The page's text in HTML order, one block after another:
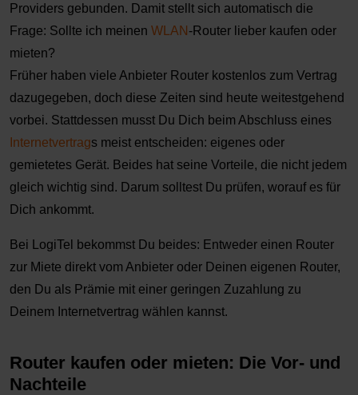
Providers gebunden. Damit stellt sich automatisch die
Frage: Sollte ich meinen WLAN -Router lieber kaufen oder
mieten?
Früher haben viele Anbieter Router kostenlos zum Vertrag
dazugegeben, doch diese Zeiten sind heute weitestgehend
vorbei. Stattdessen musst Du Dich beim Abschluss eines
Internetvertrags meist entscheiden: eigenes oder
gemietetes Gerät. Beides hat seine Vorteile, die nicht jedem
gleich wichtig sind. Darum solltest Du prüfen, worauf es für
Dich ankommt.
Bei LogiTel bekommst Du beides: Entweder einen Router
zur Miete direkt vom Anbieter oder Deinen eigenen Router,
den Du als Prämie mit einer geringen Zuzahlung zu
Deinem Internetvertrag wählen kannst.
Router kaufen oder mieten: Die Vor- und
Nachteile